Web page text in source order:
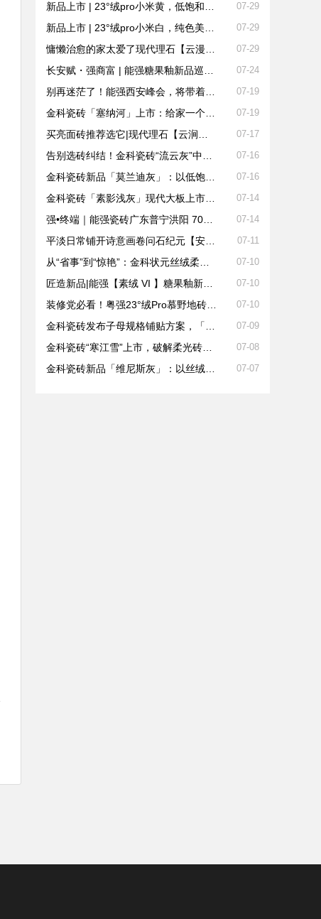
07-29
07-29
07-29
07-24
07-19
07-19
07-17
07-16
07-16
07-14
07-14
07-11
07-10
07-10
07-10
07-09
07-08
07-07